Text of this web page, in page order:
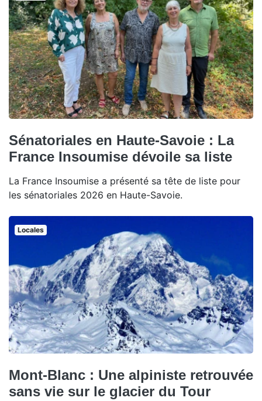
Sénatoriales en Haute-Savoie : La
France Insoumise dévoile sa liste
La France Insoumise a présenté sa tête de liste pour
les sénatoriales 2026 en Haute-Savoie.
Locales
Mont-Blanc : Une alpiniste retrouvée
sans vie sur le glacier du Tour